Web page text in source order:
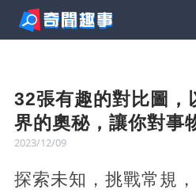
32張有趣的對比圖，
界的奧秘，讓你對事
2023/12/09
探索未知，挑戰常規